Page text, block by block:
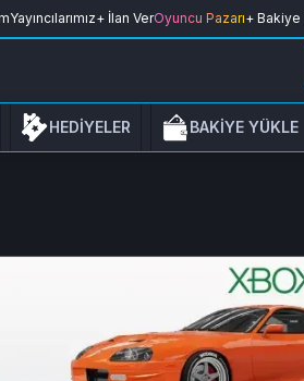
Yayıncılarımız+ İlan VerOyuncu Pazarı+ Bakiye
HEDİYELER BAKİYE YÜKLE